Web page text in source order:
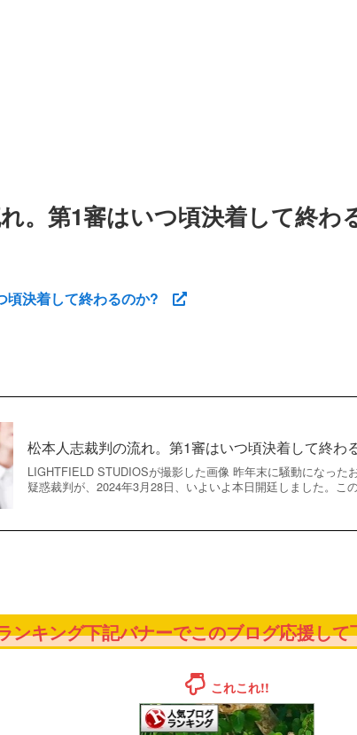
。第1審はいつ頃決着して終わ
頃決着して終わるのか?
松本人志裁判の流れ。第1審はいつ頃決着して終わ
LIGHTFIELD STUDIOSが撮影した画像 昨年末に騒動になった
疑惑裁判が、2024年3月28日、いよいよ本日開廷しました。こ
ンキング下記バナーでこのブログ応援し
これこれ!!